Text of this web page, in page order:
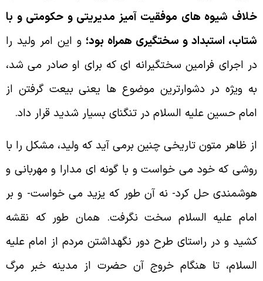
شيوه هاى موفقيت آميز مديريتى و حكومتى و با
استبداد و سختگيرى همراه بود؛و اين امر وليد را
اجراى فرامين سختگيرانه اى كه براى او صادر مى شد،
ويژه در دشوارترين موضوع ها يعنى بيعت گرفتن از
حسين عليه السلام در تنگناى بسيار شديد قرار داد.
ظاهر متون تاريخى چنين برمى آيد كه وليد، مشكل را با
كه خود مى خواست و با گونه اى مدارا و مهربانى و
حل كرد- نه آن طور كه يزيد مى خواست- و بر
عليه السلام سخت نگرفت. همان طور كه نقشه
و در راستاى طرح دور نگهداشتن مردم از امام عليه
تا هنگام خروج آن حضرت از مدينه خبر مرگ